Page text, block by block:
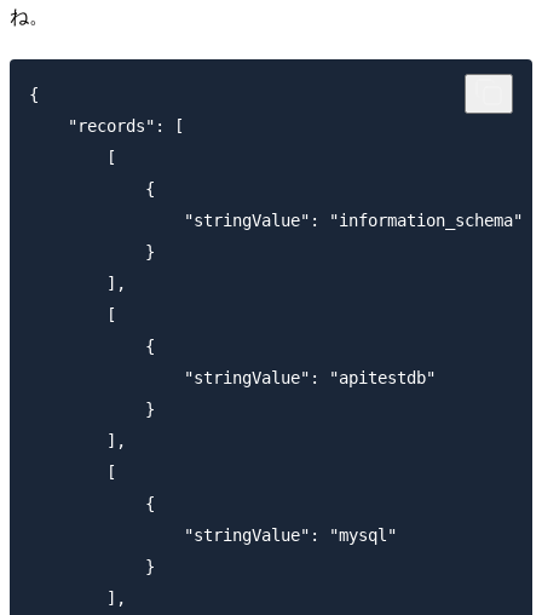
ね。
{
    "records": [
        [
            {
                "stringValue": "information_schema"
            }
        ],
        [
            {
                "stringValue": "apitestdb"
            }
        ],
        [
            {
                "stringValue": "mysql"
            }
        ],